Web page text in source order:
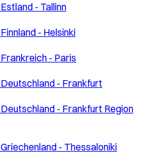
Estland - Tallinn
Finnland - Helsinki
Frankreich - Paris
Deutschland - Frankfurt
Deutschland - Frankfurt Region
Griechenland - Thessaloniki